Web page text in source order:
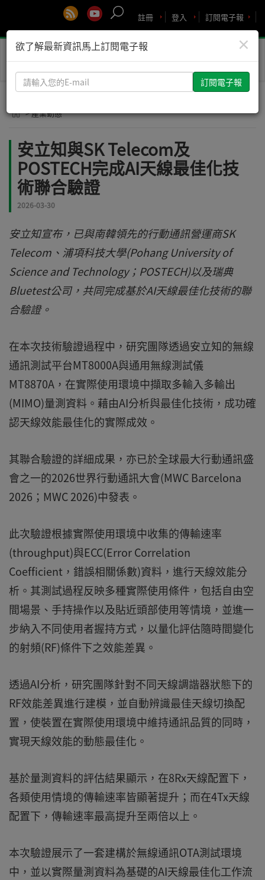
訂閱電子報
登入
註冊
Toggle
> 產業動態
安立知與SK Telecom及
POSTECH完成AI天線最佳化技
術聯合驗證
2026-03-30
安立知宣布，已與南韓領先的行動通訊營運商SK
Telecom、浦項科技大學(Pohang University of
Science and Technology；POSTECH)以及瑞典
Bluetest公司，共同完成基於AI天線最佳化技術的聯
合驗證。
在本次技術驗證過程中，研究團隊透過安立知的無線
通訊測試平台MT8000A與通用無線測試儀
MT8870A，在實際使用環境中擷取多輸入多輸出
(MIMO)量測資料。藉由AI分析與最佳化技術，成功確
認天線效能最佳化的實際成效。
其聯合驗證的詳細成果，亦已於全球最大行動通訊盛
會之一的2026世界行動通訊大會(MWC Barcelona
2026；MWC 2026)中發表。
此次驗證根據實際使用環境中收集的傳輸速率
(throughput)與ECC(Error Correlation
Coefficient，錯誤相關係數)資料，進行天線效能分
析。其測試過程反映多種實際使用條件，包括自由空
間場景、手持操作以及貼近頭部使用等情境，並進一
步納入不同使用者握持方式，以量化評估隨時間變化
的射頻(RF)條件下之效能差異。
透過AI分析，研究團隊針對不同天線調諧器狀態下的
RF效能差異進行建模，並自動辨識最佳天線切換配
置，使裝置在實際使用環境中維持通訊品質的同時，
實現天線效能的動態最佳化。
基於量測資料的評估結果顯示，在8Rx天線配置下，
各類使用情境的傳輸速率皆顯著提升；而在4Tx天線
配置下，傳輸速率最高提升至兩倍以上。
本次驗證展示了一套建構於無線通訊OTA測試環境
中，並以實際量測資料為基礎的AI天線最佳化工作流
×
欲了解最新資訊馬上訂閱電子報
請
輸
您
E-
mail